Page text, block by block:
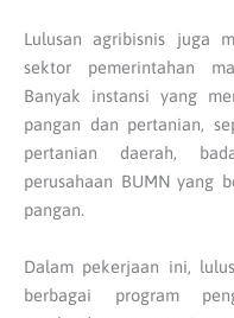
Lulusan agribisnis juga
sektor pemerintahan
Banyak instansi yang
pangan dan pertanian,
pertanian daerah,
perusahaan BUMN yang
pangan.
Dalam pekerjaan ini,
berbagai program